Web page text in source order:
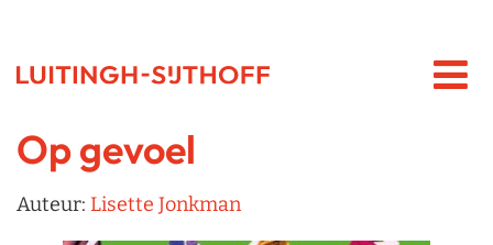
Op gevoel
Auteur: Lisette Jonkman